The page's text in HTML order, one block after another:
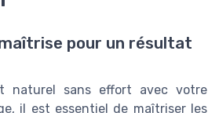
pour un résultat
naturel sans effort avec votre
il est essentiel de maîtriser les